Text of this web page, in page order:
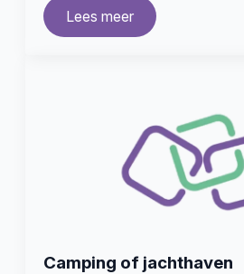
Lees meer
Camping of jachthaven